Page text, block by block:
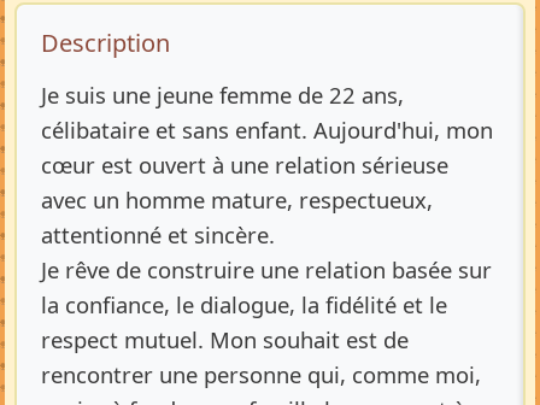
Description de l’annonce
Description
Je suis une jeune femme de 22 ans,
célibataire et sans enfant. Aujourd'hui, mon
cœur est ouvert à une relation sérieuse
avec un homme mature, respectueux,
attentionné et sincère.
Je rêve de construire une relation basée sur
la confiance, le dialogue, la fidélité et le
respect mutuel. Mon souhait est de
rencontrer une personne qui, comme moi,